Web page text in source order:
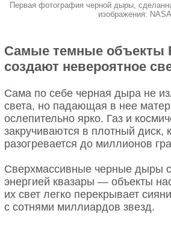
Первая фотография черной дыры,
изображения: NASA
Самые темные объекты
создают невероятное
Сама по себе черная дыра не
света, но падающая в нее
ослепительно ярко. Газ и
закручиваются в плотный диск,
разогревается до миллионов
Сверхмассивные черные дыры
энергией квазары — объекты
их свет легко перекрывает
с сотнями миллиардов звезд.